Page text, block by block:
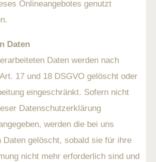
Onlineangebotes genutzt
Daten
Daten werden nach
17 und 18 DSGVO gelöscht oder
eingeschränkt. Sofern nicht
Datenschutzerklärung
werden die bei uns
Daten gelöscht, sobald sie für ihre
nicht mehr erforderlich sind und